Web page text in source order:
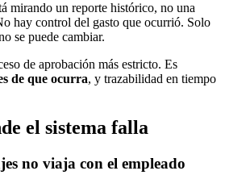
mirando un reporte histórico, no una
hay control del gasto que ocurrió. Solo
se puede cambiar.
de aprobación más estricto. Es
de que ocurra, y trazabilidad en tiempo
el sistema falla
no viaja con el empleado